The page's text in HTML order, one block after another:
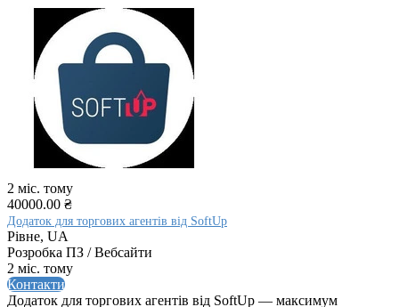
2 міс. тому
40000.00 ₴
Додаток для торгових агентів від SoftUp
Рівне, UA
Розробка ПЗ / Вебсайти
2 міс. тому
Контакти
Додаток для торгових агентів від SoftUp — максимум